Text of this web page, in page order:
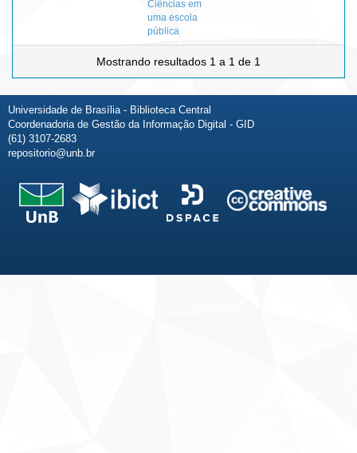
Ciências em
uma escola
pública
Mostrando resultados 1 a 1 de 1
Universidade de Brasília - Biblioteca Central
Coordenadoria de Gestão da Informação Digital - GID
(61) 3107-2683
repositorio@unb.br